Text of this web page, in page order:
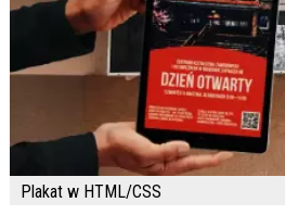
Plakat w HTML/CSS